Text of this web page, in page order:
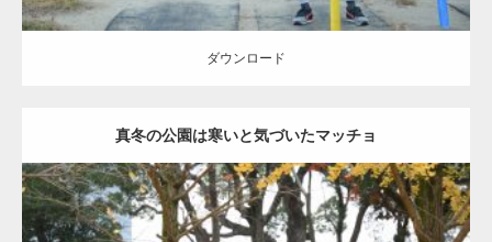
ダウンロード
真冬の公園は寒いと気づいたマッチョ